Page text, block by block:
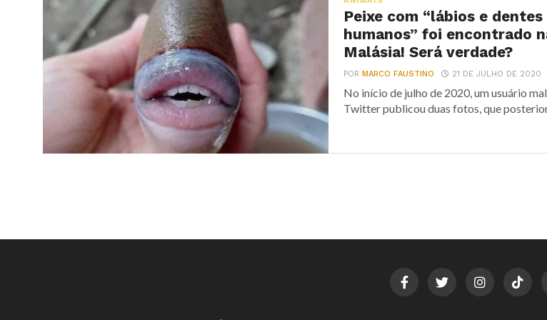
Peixe com “lábios e dentes
humanos” foi encontrado
Malásia! Será verdade?
PORMARCO FAUSTINO 21 DE JULHO DE 2020
No início de julho de 2020, um usuário
Twitter publicou duas fotos, que